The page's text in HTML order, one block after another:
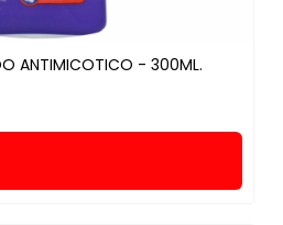
ANTIMICOTICO - 300ML.